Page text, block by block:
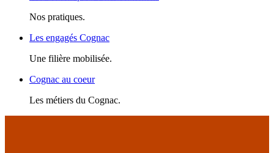
Nos pratiques.
Les engagés Cognac
Une filière mobilisée.
Cognac au coeur
Les métiers du Cognac.